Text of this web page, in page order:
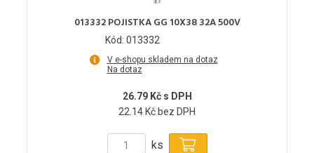
013332 POJISTKA GG 10X38 32A 500V
Kód: 013332
V e-shopu skladem na dotaz
Na dotaz
26.79 Kč s DPH
22.14 Kč bez DPH
ks